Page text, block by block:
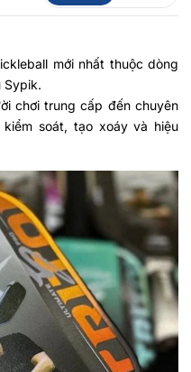
mới nhất thuộc dòng
Sypik.
chơi trung cấp đến chuyên
soát, tạo xoáy và hiệu